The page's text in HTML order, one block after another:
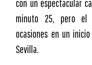
con un espectacular
minuto 25, pero el
ocasiones en un
Sevilla.